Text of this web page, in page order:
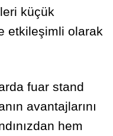
küçük
etkileşimli olarak
fuar stand
avantajlarını
hem